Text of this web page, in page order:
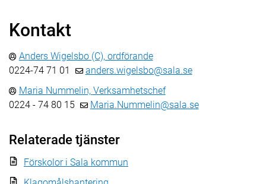
Kontakt
Anders Wigelsbo (C), ordförande
0224-74 71 01
anders.wigelsbo@sala.se
Maria Nummelin, Verksamhetschef
0224 - 74 80 15
Maria.Nummelin@sala.se
Relaterade tjänster
Förskolor i Sala kommun